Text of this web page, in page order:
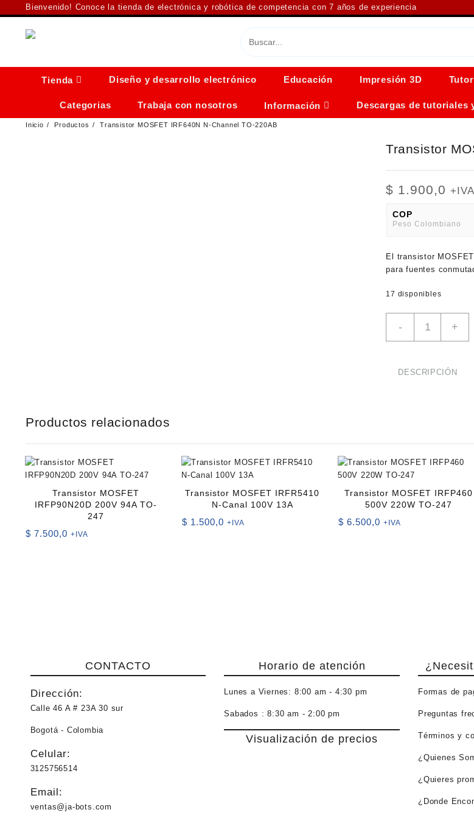
al
contenido
Bienvenido! Conoce la tienda de electrónica y robótica de competencia con 7 años de experiencia
Tienda Diseño y desarrollo electrónico Educación Impresión 3D
Categorias Trabaja con nosotros Información Descargas de tutoriales
Inicio Productos Transistor MOSFET IRF640N N-Channel TO-220AB
Transistor
$ 1.900,0 +IVA
COP
Peso Colombiano
American Dollar
El transistor
para fuentes
17 disponibles
-
MOSFET
Channel
+
DESCRIPCIÓN
Productos relacionados
Transistor MOSFET
IRFP90N20D 200V 94A TO-
247
$ 7.500,0 +IVA
Transistor MOSFET IRFR5410
N-Canal 100V 13A
$ 1.500,0 +IVA
Transistor MOSFET IRFP460
500V 220W TO-247
$ 6.500,0 +IVA
CONTACTO
Dirección:
Calle 46 A # 23A 30 sur
Bogotá - Colombia
Celular:
3125756514
Email:
ventas@ja-bots.com
Horario de atención
Lunes a Viernes: 8:00 am - 4:30 pm
Sabados :8:30 am - 2:00 pm
Visualización de precios
Formas de
Preguntas
Términos y
¿Quienes
¿Quieres
¿Donde